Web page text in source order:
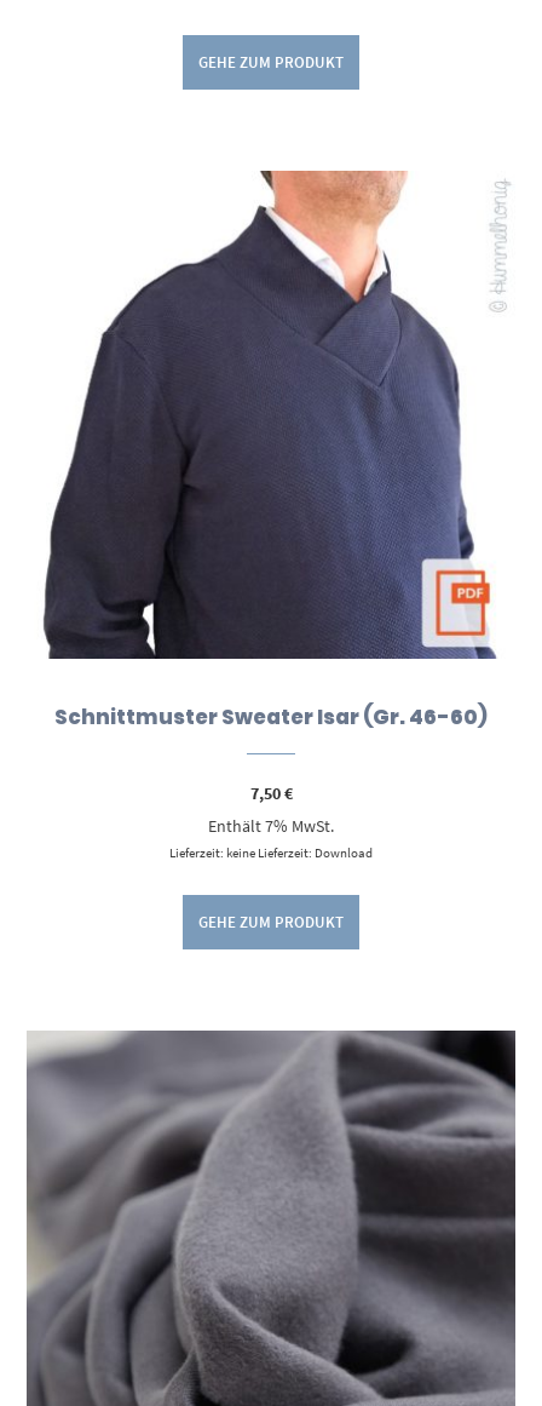
GEHE ZUM PRODUKT
Schnittmuster Sweater Isar (Gr. 46-60)
7,50€
Enthält 7% MwSt.
Lieferzeit: keine Lieferzeit: Download
GEHE ZUM PRODUKT